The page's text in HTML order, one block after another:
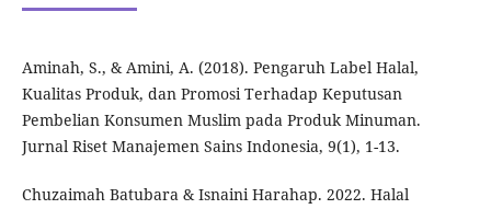
Aminah, S., & Amini, A. (2018). Pengaruh Label Halal,
Kualitas Produk, dan Promosi Terhadap Keputusan
Pembelian Konsumen Muslim pada Produk Minuman.
Jurnal Riset Manajemen Sains Indonesia, 9(1), 1-13.
Chuzaimah Batubara & Isnaini Harahap. 2022. Halal